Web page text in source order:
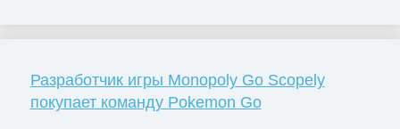
Разработчик игры Monopoly Go Scopely
покупает команду Pokemon Go